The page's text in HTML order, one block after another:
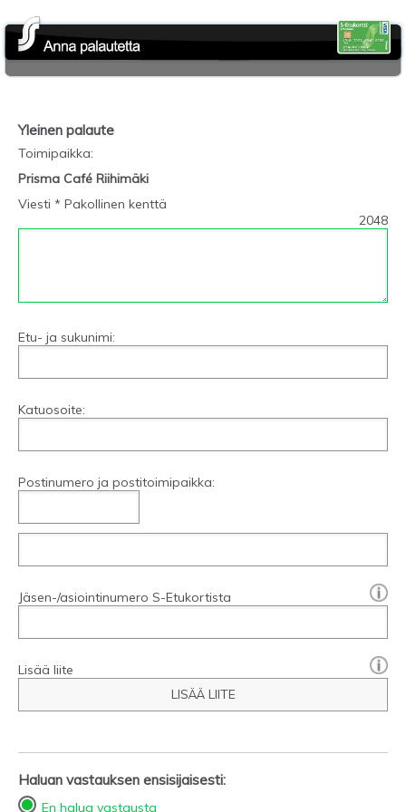
Yleinen palaute
Toimipaikka:
Prisma Café Riihimäki
Viesti * Pakollinen kenttä
2048
Etu- ja sukunimi:
Katuosoite:
Postinumero ja postitoimipaikka:
Jäsen-/asiointinumero S-Etukortista
Lisää liite
LISÄÄ LIITE
Haluan vastauksen ensisijaisesti:
En halua vastausta